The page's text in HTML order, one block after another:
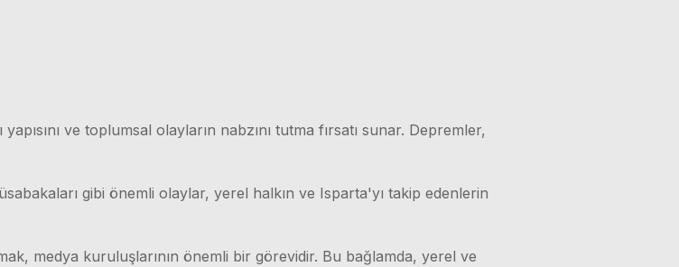
ve toplumsal olayların nabzını tutma fırsatı sunar. Depremler,
gibi önemli olaylar, yerel halkın ve Isparta'yı takip edenlerin
medya kuruluşlarının önemli bir görevidir. Bu bağlamda, yerel ve